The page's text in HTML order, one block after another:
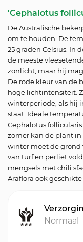
'Cephalotus
De Australische
om te houden. De
25 graden Celsius. In
de meeste
zonlicht, maar hij
De rode kleur van de
hoge lichtintensiteit.
winterperiode, als hij
staat. Ideale
Cephalotus
zomer kan de plant
winter moet de grond
van turf en perliet
mengsels met chili
Araflora ook
Normaal